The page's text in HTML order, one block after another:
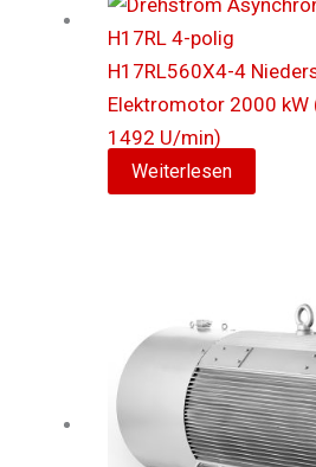
H17RL560X4-4
Elektromotor 2000 kW
1492 U/min)
Weiterlesen